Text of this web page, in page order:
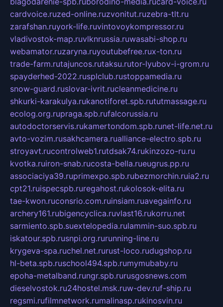
cardvoice.ruzed-online.ruzvonitut.ruzebra-tlt.ru
zarafshan.ruyork-life.ruvintovoykompressor.ru
vladivostok-map.ruvlknrussia.ruwasabi-shop.ru
webamator.ruzaryna.ruyoutubefree.rux-ton.ru
trade-farm.rutajuncos.rutaksu.rutor-lyubov-i-grom.ru
spayderhed-2022.rusplclub.rustoppamedia.ru
snow-guard.ruslovar-ivrit.rucleanmedicine.ru
shkurki-karakulya.rukanotiforet.spb.rututmassage.ru
ecolog.org.rupraga.spb.rufalcorussia.ru
autodoctorservis.rukamertondom.spb.runet-life.net.ru
avto-vozim.rusakhcamera.rualliance-electro.spb.ru
stroyavt.rucontrolweb1.rutdsak74.rukinzozo-ru.ru
kvotka.ruiron-snab.rucosta-bella.rueugrus.pp.ru
associaciya39.ruprimexpo.spb.rubezmorchin.ruia2.ru
cpt21.ruispecspb.ruregahost.rukolosok-elita.ru
tae-kwon.ruconsrio.com.ruinsiam.ruavegainfo.ru
archery161.rubigencyclica.ruvlast16.rukorru.net
sarmiento.spb.suextelopedia.rulammin-suo.spb.ru
iskatour.spb.rusnpi.org.rurunning-line.ru
krygeva-spa.ruchel.net.rurust-loco.rudugshop.ru
hl-beta.spb.ruschool494.spb.rumymubaby.ru
epoha-metalband.rungr.spb.rurusgosnews.com
dieselvostok.ru24hostel.msk.ruw-dev.ruf-ship.ru
regsmi.rufilmnetwork.rumalinasp.rukinosvin.ru